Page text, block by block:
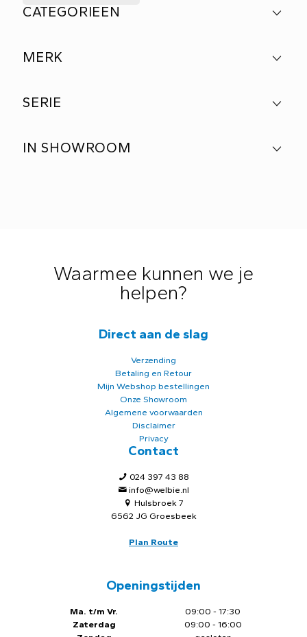
CATEGORIEEN
MERK
SERIE
IN SHOWROOM
Waarmee kunnen we je
helpen?
Direct aan de slag
Verzending
Betaling en Retour
Mijn Webshop bestellingen
Onze Showroom
Algemene voorwaarden
Disclaimer
Privacy
Contact
024 397 43 88
info@welbie.nl
Hulsbroek 7
6562 JG Groesbeek
Plan Route
Openingstijden
Ma. t/m Vr.
Zaterdag
09:00 - 17:30
09:00 - 16:00